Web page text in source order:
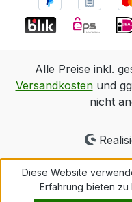
Alle Preise inkl.
Versandkostenund
nicht
Diese Website
Erfahrung bieten zu